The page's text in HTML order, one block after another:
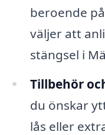
beroende
väljer att
stängsel i
Tillbehör
du önskar
lås eller